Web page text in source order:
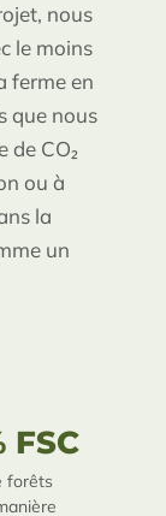
nous
le moins
ferme en
que nous
CO₂
ou à
la
un
FSC
forêts